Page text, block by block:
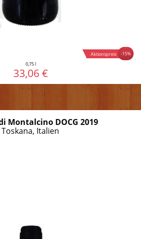
-15%
Aktionspreis
0,75 l
33,06 €
Montalcino DOCG 2019
Toskana, Italien